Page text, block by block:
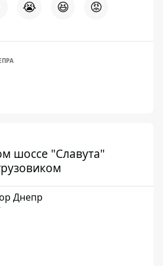
😭 😆 😡
шоссе "Славута"
Днепр